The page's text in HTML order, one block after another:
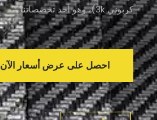
كربوني 3k)، وهو أحد تخصصاتنا.
احصل على عرض أسعار الآن